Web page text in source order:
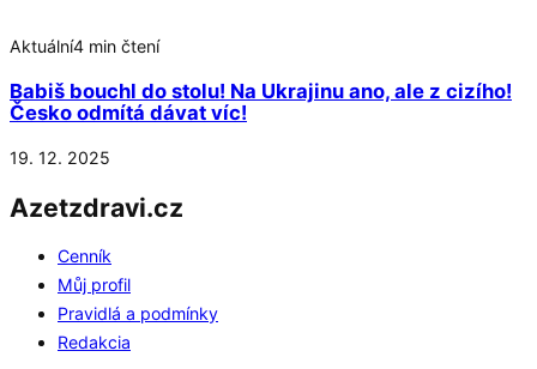
Aktuální4 min čtení
Babiš bouchl do stolu! Na Ukrajinu ano, ale z cizího!
Česko odmítá dávat víc!
19. 12. 2025
Azetzdravi.cz
Cenník
Můj profil
Pravidlá a podmínky
Redakcia